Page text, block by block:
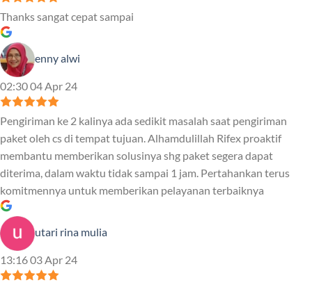
Thanks sangat cepat sampai
enny alwi
02:30 04 Apr 24
Pengiriman ke 2 kalinya ada sedikit masalah saat pengiriman
paket oleh cs di tempat tujuan. Alhamdulillah Rifex proaktif
membantu memberikan solusinya shg paket segera dapat
diterima, dalam waktu tidak sampai 1 jam. Pertahankan terus
komitmennya untuk memberikan pelayanan terbaiknya
utari rina mulia
13:16 03 Apr 24